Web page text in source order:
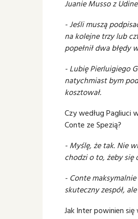
Juanie Musso z
- Jeśli muszą
na kolejne trzy lub
popełnił dwa błędy
- Lubię Pierluigiego
natychmiast bym
kosztował.
Czy według Pagliuci
Conte ze Spezią?
- Myślę, że tak. Nie
chodzi o to, żeby się
- Conte
skuteczny zespół,
Jak Inter powinien